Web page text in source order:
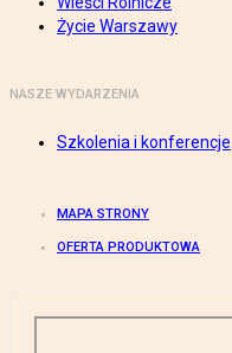
Życie Warszawy
NASZE WYDARZENIA
Szkolenia i konferencje
MAPA STRONY
OFERTA PRODUKTOWA